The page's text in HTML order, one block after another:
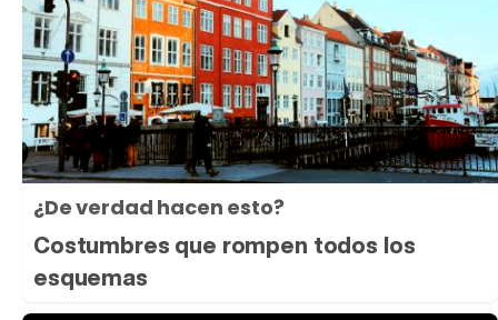
¿De verdad hacen esto?
Costumbres que rompen todos los
esquemas